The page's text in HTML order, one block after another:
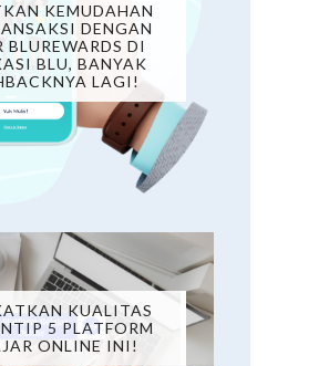
KEMUDAHAN
DENGAN
BLUREWARDS DI
BLU, BANYAK
LAGI!
KUALITAS
5 PLATFORM
ONLINE INI!